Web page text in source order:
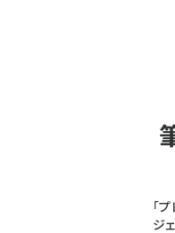
「
ジ